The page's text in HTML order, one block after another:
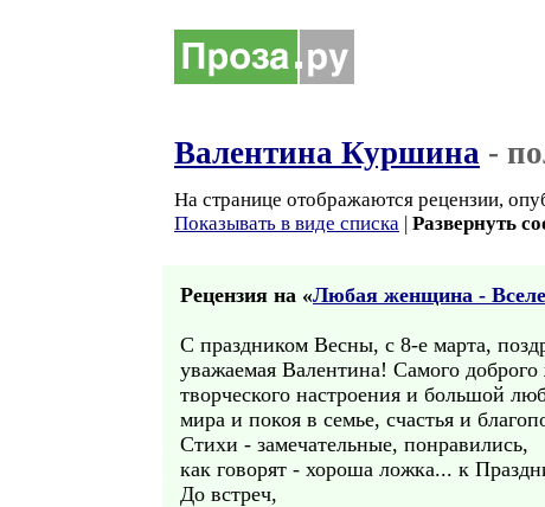
Валентина Куршина -
На странице отображаются рецензии,
Показывать в виде списка | Развернуть
Рецензия на «Любая женщина -
С праздником Весны, с 8-е марта,
уважаемая Валентина! Самого
творческого настроения и большой
мира и покоя в семье, счастья и
Стихи - замечательные, понравились,
как говорят - хороша ложка... к
До встреч,